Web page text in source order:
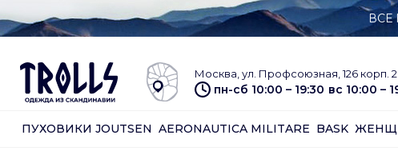
ВСЕ
Москва, ул. Профсоюзная, 126 корп. 2
пн-сб 10:00 – 19:30 вс 10:00 –
ПУХОВИКИ JOUTSEN AERONAUTICA MILITARE BASK